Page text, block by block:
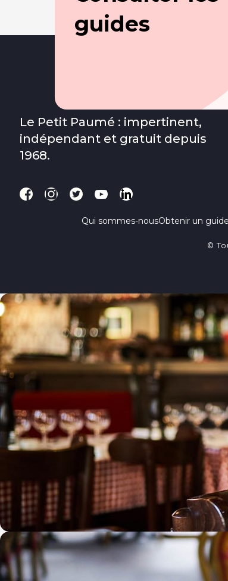
guides
Le Petit Paumé : impertinent,
indépendant et gratuit depuis
1968.
Qui sommes-nousObtenir un guide
©